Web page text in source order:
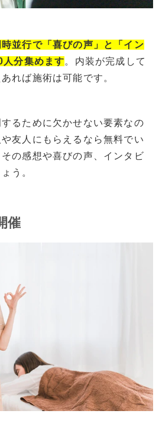
並行で「喜びの声」と「イン
人分集めます。内装が完成して
れば施術は可能です。
るために欠かせない要素なの
友人にもらえるなら無料でい
の感想や喜びの声、インタビ
う。
催